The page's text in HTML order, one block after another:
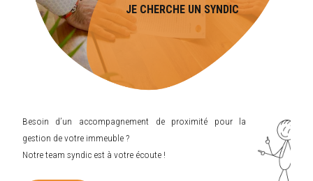
JE CHERCHE UN SYNDIC
Besoin d’un accompagnement de proximité pour la
gestion de votre immeuble ?
Notre team syndic est à votre écoute !